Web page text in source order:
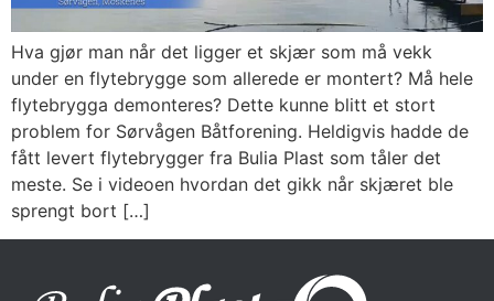
Hva gjør man når det ligger et skjær som må vekk
under en flytebrygge som allerede er montert? Må hele
flytebrygga demonteres? Dette kunne blitt et stort
problem for Sørvågen Båtforening. Heldigvis hadde de
fått levert flytebrygger fra Bulia Plast som tåler det
meste. Se i videoen hvordan det gikk når skjæret ble
sprengt bort […]